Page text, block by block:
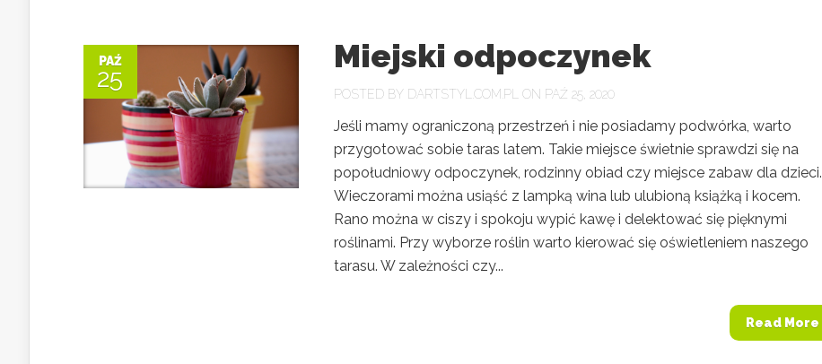
PAŹ
25
Miejski odpoczynek
POSTED BY DARTSTYL.COM.PL ON PAŹ 25, 2020
Jeśli mamy ograniczoną przestrzeń i nie posiadamy podwórka, warto
przygotować sobie taras latem. Takie miejsce świetnie sprawdzi się na
popołudniowy odpoczynek, rodzinny obiad czy miejsce zabaw dla dzieci.
Wieczorami można usiąść z lampką wina lub ulubioną książką i kocem.
Rano można w ciszy i spokoju wypić kawę i delektować się pięknymi
roślinami. Przy wyborze roślin warto kierować się oświetleniem naszego
tarasu. W zależności czy...
Read More